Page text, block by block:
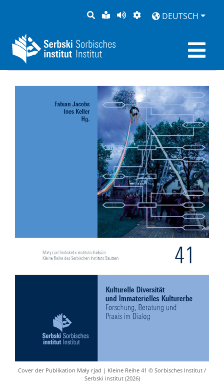
SUCHELEICHTE
SPRACHE
SEITEDARSTELLUNG
DEUTSCH
Cover der Publikation Mały rjad | Kleine Reihe 41 © Sorbisches Institut /
Serbski institut (2026)